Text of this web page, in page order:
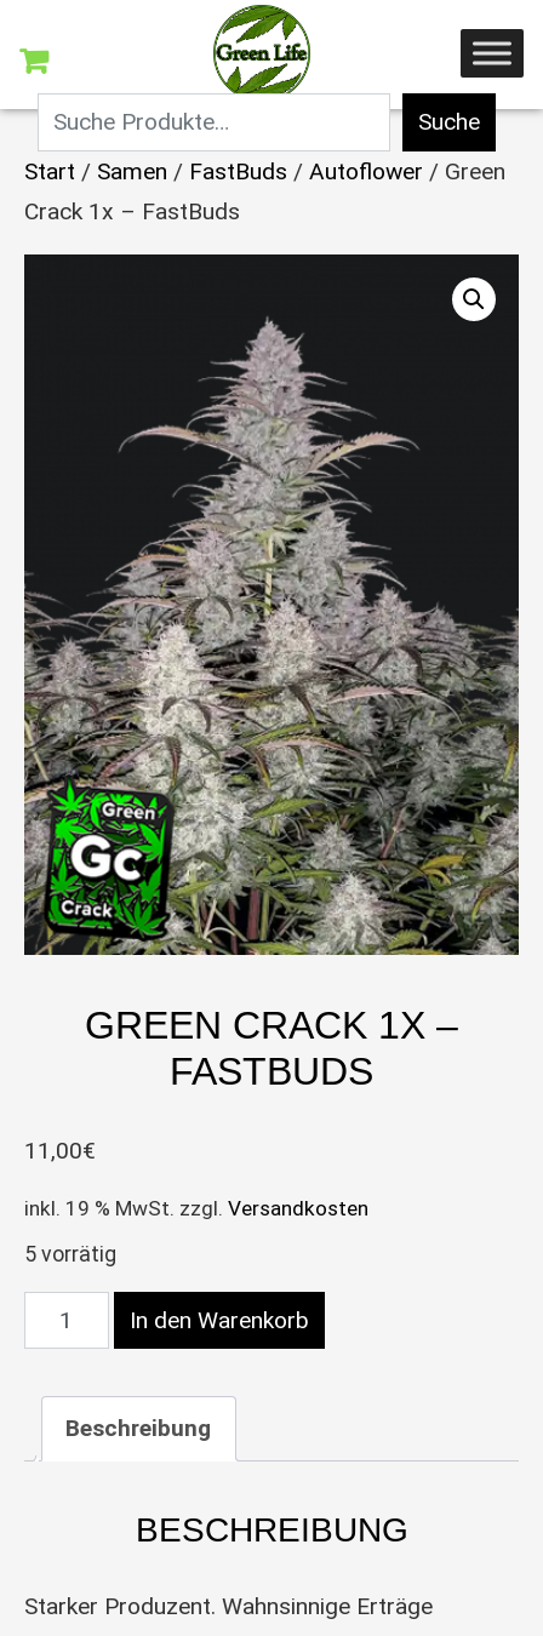
Suche
Start / Samen / FastBuds / Autoflower / Green
Crack 1x – FastBuds
GREEN CRACK 1X –
FASTBUDS
11,00€
inkl. 19 % MwSt. zzgl. Versandkosten
5 vorrätig
Green Crack 1x - FastBuds Menge
In den Warenkorb
Beschreibung
BESCHREIBUNG
Starker Produzent. Wahnsinnige Erträge